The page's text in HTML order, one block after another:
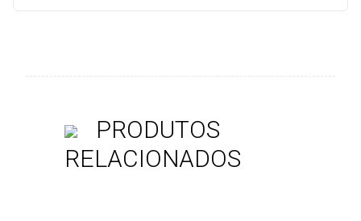
PRODUTOS
RELACIONADOS